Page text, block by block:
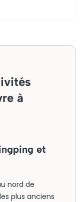
à
et
nord de
plus anciens